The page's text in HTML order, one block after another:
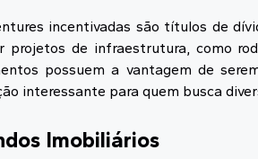
incentivadas são títulos de
projetos de infraestrutura, como
possuem a vantagem de
interessante para quem busca
Imobiliários